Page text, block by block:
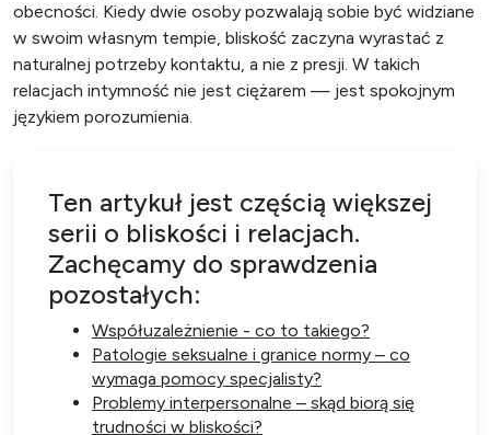
obecności. Kiedy dwie osoby pozwalają sobie być widziane
w swoim własnym tempie, bliskość zaczyna wyrastać z
naturalnej potrzeby kontaktu, a nie z presji. W takich
relacjach intymność nie jest ciężarem — jest spokojnym
językiem porozumienia.
Ten artykuł jest częścią większej
serii o bliskości i relacjach.
Zachęcamy do sprawdzenia
pozostałych:
Współuzależnienie - co to takiego?
Patologie seksualne i granice normy – co
wymaga pomocy specjalisty?
Problemy interpersonalne – skąd biorą się
trudności w bliskości?